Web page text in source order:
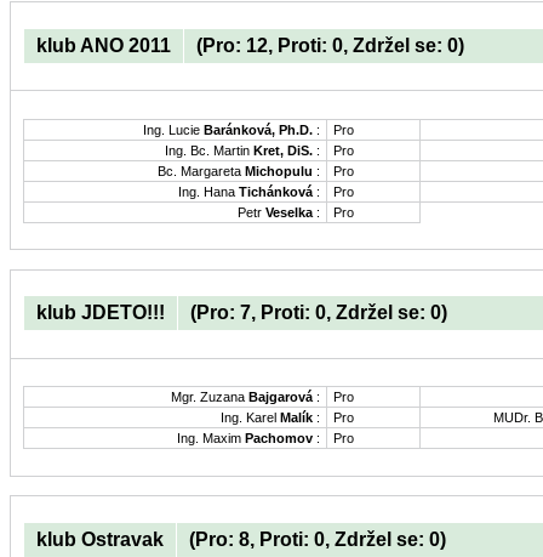
klub ANO 2011 (Pro: 12, Proti: 0, Zdržel se: 0)
Ing. Lucie Baránková, Ph.D. :
Pro
Ing. Bc. Martin Kret, DiS. :
Pro
Bc. Margareta Michopulu :
Pro
Ing. Hana Tichánková :
Pro
Petr Veselka : Pro
klub JDETO!!! (Pro: 7, Proti: 0, Zdržel se: 0)
Mgr. Zuzana Bajgarová:
Pro
Ing. Karel Malík : Pro
MUDr.
Ing. Maxim Pachomov : Pro
klub Ostravak (Pro: 8, Proti: 0, Zdržel se: 0)